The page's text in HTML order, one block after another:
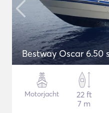
Bestway Oscar 6.50
Motorjacht
22 ft
7 m